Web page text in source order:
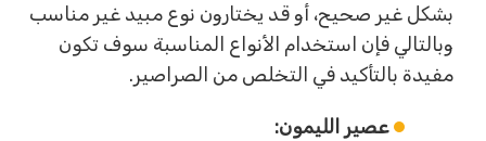
بشكل غير صحيح، أو قد يختارون نوع مبيد غير مناسب
وبالتالي فإن استخدام الأنواع المناسبة سوف تكون
مفيدة بالتأكيد في التخلص من الصراصير.
عصير الليمون: